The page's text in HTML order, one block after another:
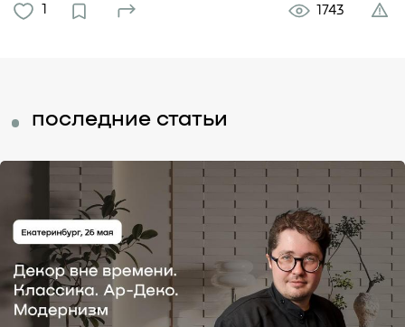
1 1743
последние статьи